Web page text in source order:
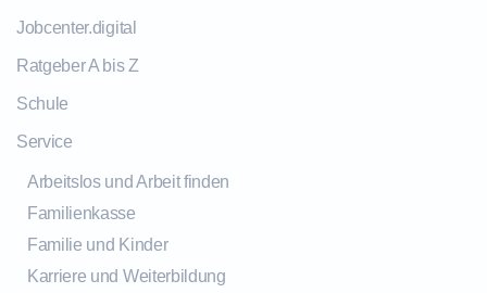
Jobcenter.digital
Ratgeber A bis Z
Schule
Service
Arbeitslos und Arbeit finden
Familienkasse
Familie und Kinder
Karriere und Weiterbildung